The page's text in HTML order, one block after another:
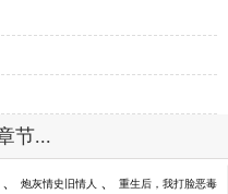
节...
、 炮灰情史旧情人 、 重生后，我打脸恶毒